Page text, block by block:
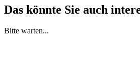
Das könnte Sie auch
Bitte warten...